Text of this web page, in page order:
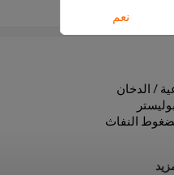
/ الدخان
النفاث
نعم